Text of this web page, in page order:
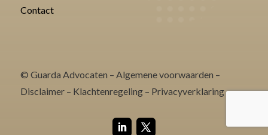
Contact
© Guarda Advocaten – Algemene voorwaarden –
Disclaimer– Klachtenregeling– Privacyverklaring